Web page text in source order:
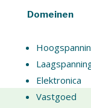
Domeinen
Elektronica
Vastgoed